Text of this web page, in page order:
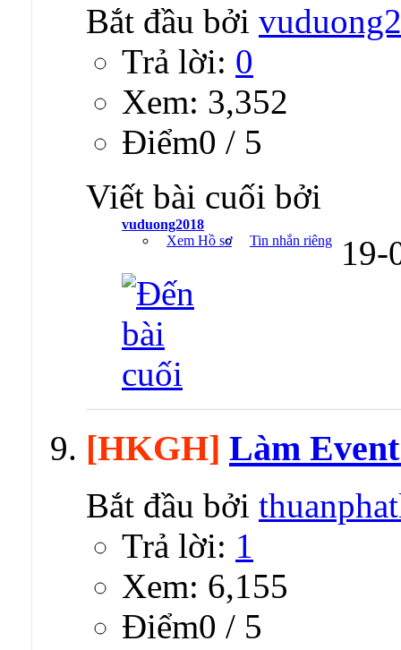
Bắt đầu bởi
Trả lời: 0
Xem: 3,352
Ðiểm0 / 5
Viết bài cuối bởi
vuduong2018
Xem Hồ sơ
Tin nhắn riêng
[HKGH] Làm
Bắt đầu bởi
Trả lời: 1
Xem: 6,155
Ðiểm0 / 5